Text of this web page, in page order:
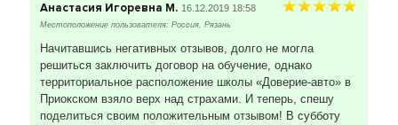
Анастасия Игоревна М. 16.12.2019 18:58
Местоположение пользователя: Россия, Рязань
Начитавшись негативных отзывов, долго не могла
решиться заключить договор на обучение, однако
территориальное расположение школы «Доверие-авто» в
Приокском взяло верх над страхами. И теперь, спешу
поделиться своим положительным отзывом! В субботу